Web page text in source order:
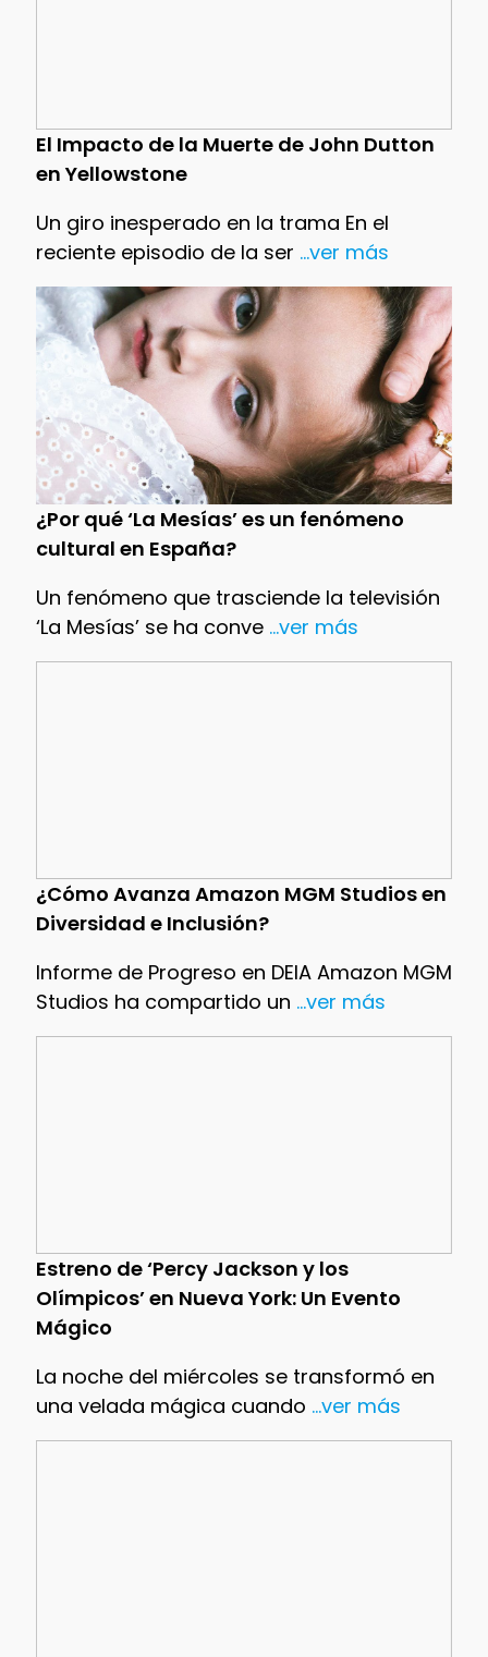
El Impacto de la Muerte de John Dutton
en Yellowstone
Un giro inesperado en la trama En el
reciente episodio de la ser ...ver más
¿Por qué ‘La Mesías’ es un fenómeno
cultural en España?
Un fenómeno que trasciende la televisión
‘La Mesías’ se ha conve...ver más
¿Cómo Avanza Amazon MGM Studios en
Diversidad e Inclusión?
Informe de Progreso en DEIA Amazon MGM
Studios ha compartido un ...ver más
Estreno de ‘Percy Jackson y los
Olímpicos’ en Nueva York: Un Evento
Mágico
La noche del miércoles se transformó en
una velada mágica cuando ...ver más